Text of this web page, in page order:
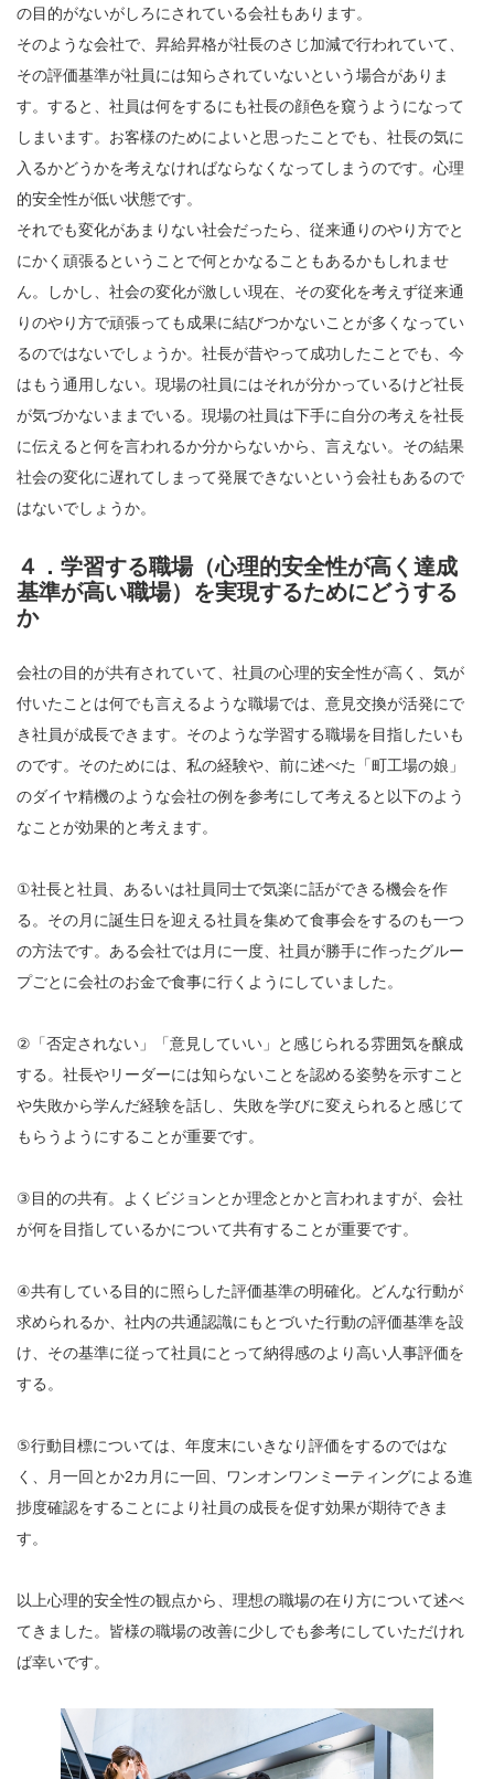
の目的がないがしろにされている会社もあります。
そのような会社で、昇給昇格が社長のさじ加減で行われていて、
その評価基準が社員には知らされていないという場合がありま
す。すると、社員は何をするにも社長の顔色を窺うようになって
しまいます。お客様のためによいと思ったことでも、社長の気に
入るかどうかを考えなければならなくなってしまうのです。心理
的安全性が低い状態です。
それでも変化があまりない社会だったら、従来通りのやり方でと
にかく頑張るということで何とかなることもあるかもしれませ
ん。しかし、社会の変化が激しい現在、その変化を考えず従来通
りのやり方で頑張っても成果に結びつかないことが多くなってい
るのではないでしょうか。社長が昔やって成功したことでも、今
はもう通用しない。現場の社員にはそれが分かっているけど社長
が気づかないままでいる。現場の社員は下手に自分の考えを社長
に伝えると何を言われるか分からないから、言えない。その結果
社会の変化に遅れてしまって発展できないという会社もあるので
はないでしょうか。
４．学習する職場（心理的安全性が高く達成
基準が高い職場）を実現するためにどうする
か
会社の目的が共有されていて、社員の心理的安全性が高く、気が
付いたことは何でも言えるような職場では、意見交換が活発にで
き社員が成長できます。そのような学習する職場を目指したいも
のです。そのためには、私の経験や、前に述べた「町工場の娘」
のダイヤ精機のような会社の例を参考にして考えると以下のよう
なことが効果的と考えます。
①社長と社員、あるいは社員同士で気楽に話ができる機会を作
る。その月に誕生日を迎える社員を集めて食事会をするのも一つ
の方法です。ある会社では月に一度、社員が勝手に作ったグルー
プごとに会社のお金で食事に行くようにしていました。
②「否定されない」「意見していい」と感じられる雰囲気を醸成
する。社長やリーダーには知らないことを認める姿勢を示すこと
や失敗から学んだ経験を話し、失敗を学びに変えられると感じて
もらうようにすることが重要です。
③目的の共有。よくビジョンとか理念とかと言われますが、会社
が何を目指しているかについて共有することが重要です。
④共有している目的に照らした評価基準の明確化。どんな行動が
求められるか、社内の共通認識にもとづいた行動の評価基準を設
け、その基準に従って社員にとって納得感のより高い人事評価を
する。
⑤行動目標については、年度末にいきなり評価をするのではな
く、月一回とか2カ月に一回、ワンオンワンミーティングによる進
捗度確認をすることにより社員の成長を促す効果が期待できま
す。
以上心理的安全性の観点から、理想の職場の在り方について述べ
てきました。皆様の職場の改善に少しでも参考にしていただけれ
ば幸いです。